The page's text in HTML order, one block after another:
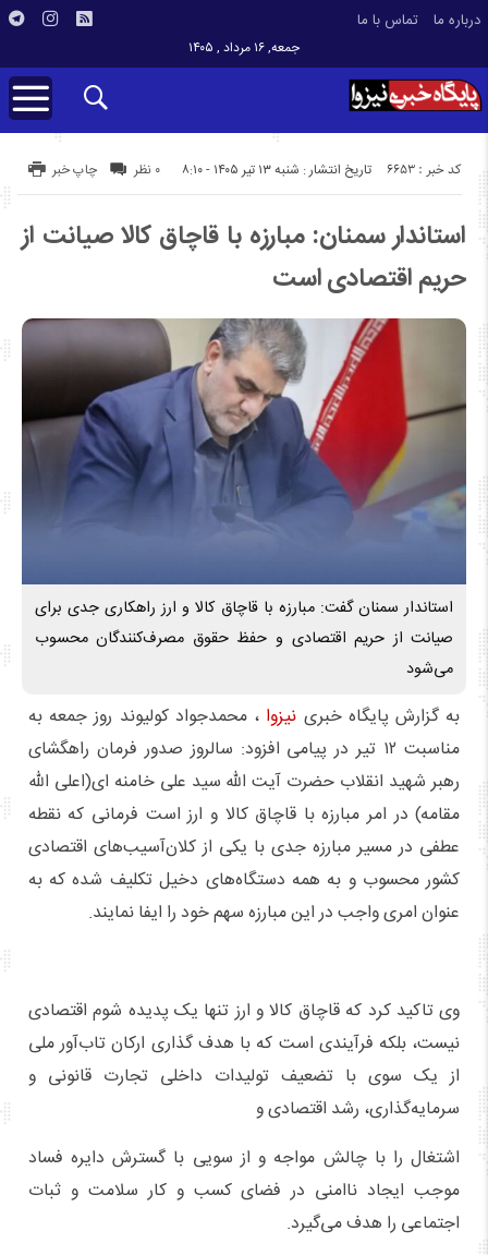
درباره ما تماس با ما
جمعه, ۱۶ مرداد , ۱۴۰۵
تاریخ انتشار : شنبه ۱۳ تیر ۱۴۰۵ - ۸:۱۰ کد خبر : 6653 چاپ خبر ۰ نظر
استاندار سمنان: مبارزه با قاچاق کالا صیانت از
حریم اقتصادی است
استاندار سمنان گفت: مبارزه با قاچاق کالا و ارز راهکاری جدی برای
صیانت از حریم اقتصادی و حفظ حقوق مصرف‌کنندگان محسوب
می‌شود
به گزارش پایگاه خبری نیزوا ، محمدجواد کولیوند روز جمعه به
مناسبت ۱۲ تیر در پیامی افزود: سالروز صدور فرمان راهگشای
رهبر شهید انقلاب حضرت آیت الله سید علی خامنه ای(اعلی الله
مقامه) در امر مبارزه با قاچاق کالا و ارز است فرمانی که نقطه
عطفی در مسیر مبارزه جدی با یکی از کلان‌آسیب‌های اقتصادی
کشور محسوب و به همه دستگاه‌های دخیل تکلیف شده که به
عنوان امری واجب در این مبارزه سهم خود را ایفا نمایند.
وی تاکید کرد که قاچاق کالا و ارز تنها یک پدیده شوم اقتصادی
نیست، بلکه فرآیندی است که با هدف گذاری ارکان تاب‌آور ملی
از یک سوی با تضعیف تولیدات داخلی تجارت قانونی و
سرمایه‌گذاری، رشد اقتصادی و
اشتغال را با چالش مواجه و از سویی با گسترش دایره فساد
موجب ایجاد ناامنی در فضای کسب و کار سلامت و ثبات
اجتماعی را هدف می‌گیرد.